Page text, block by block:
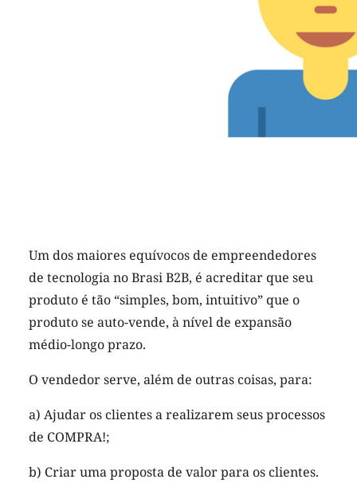
Um dos maiores equívocos de empreendedores
de tecnologia no Brasi B2B, é acreditar que seu
produto é tão “simples, bom, intuitivo” que o
produto se auto-vende, à nível de expansão
médio-longo prazo.
O vendedor serve, além de outras coisas, para:
a) Ajudar os clientes a realizarem seus processos
de COMPRA!;
b) Criar uma proposta de valor para os clientes.